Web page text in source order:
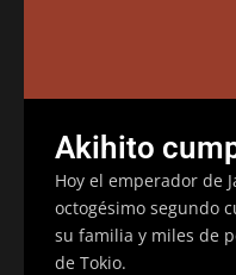
Akihito
Hoy el emperador de
octogésimo segundo
su familia y miles de
de Tokio.